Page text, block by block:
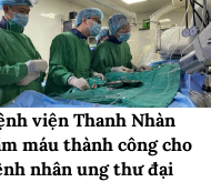
viện Thanh Nhàn
máu thành công cho
nhân ung thư đại